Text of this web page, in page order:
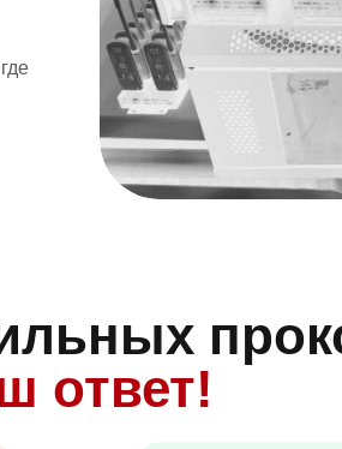
ответ!